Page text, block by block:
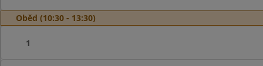
Oběd (10:30 - 13:30)
1